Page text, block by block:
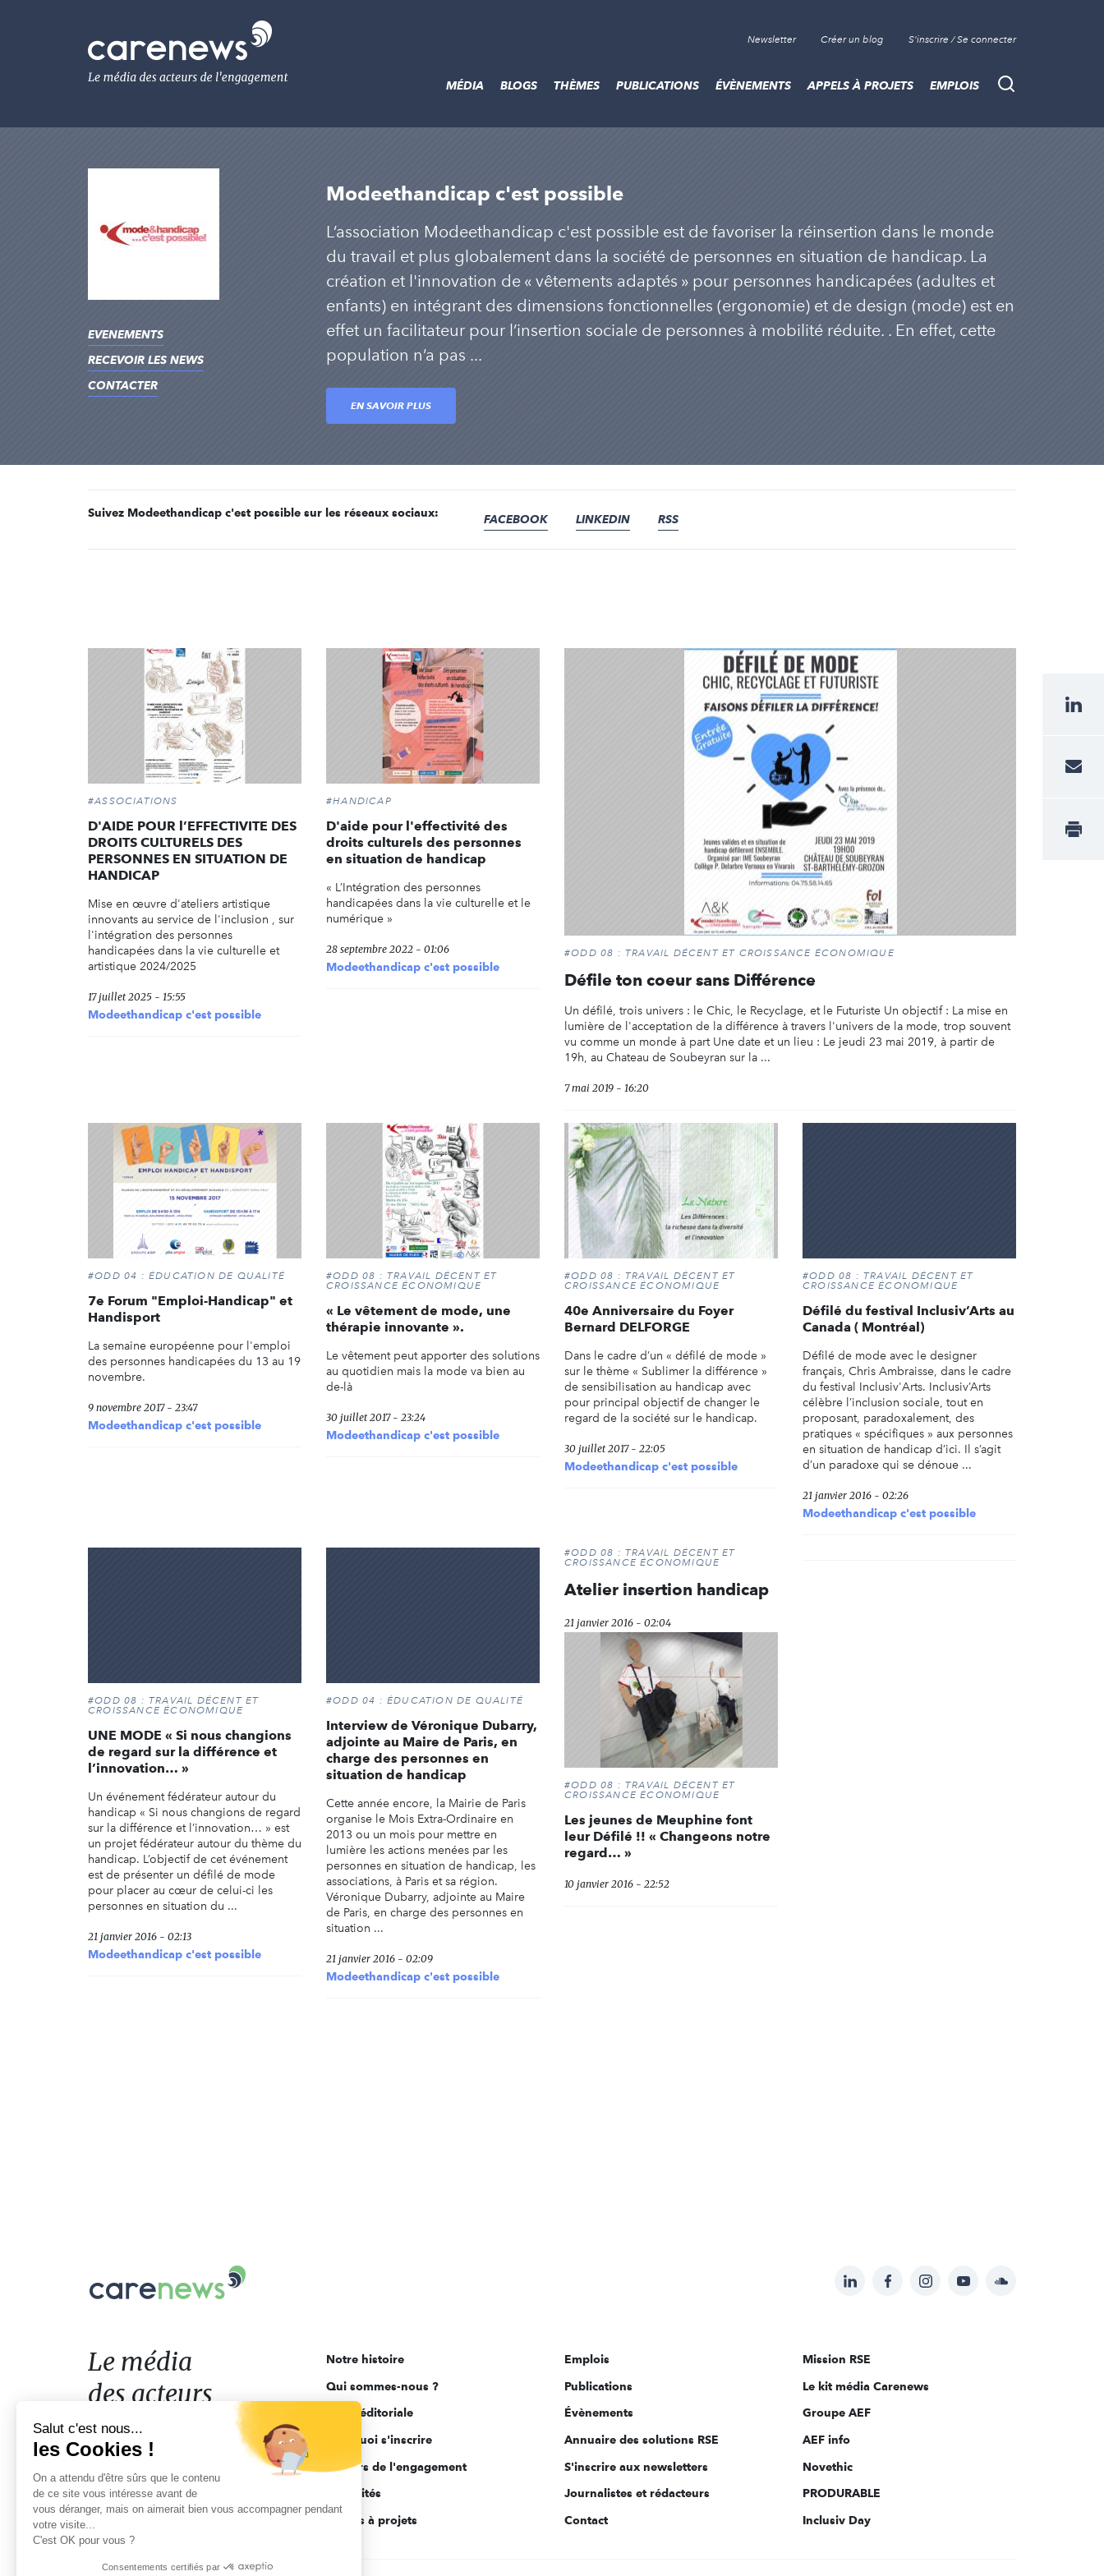
Le
média
de
Newsletter Créer un blog S'inscrire / Se connecter
Recherche
MÉDIA BLOGS THÈMES PUBLICATIONS ÉVÈNEMENTS APPELS À PROJETS EMPLOIS
EVENEMENTS
RECEVOIR LES NEWS
CONTACTER
Modeethandicap c'est possible
L’association Modeethandicap c'est possible est de favoriser la réinsertion dans le monde
du travail et plus globalement dans la société de personnes en situation de handicap. La
création et l'innovation de « vêtements adaptés » pour personnes handicapées (adultes et
enfants) en intégrant des dimensions fonctionnelles (ergonomie) et de design (mode) est en
effet un facilitateur pour l’insertion sociale de personnes à mobilité réduite. . En effet, cette
population n’a pas ...
EN SAVOIR PLUS
Suivez Modeethandicap c'est possible sur les réseaux sociaux: FACEBOOK LINKEDIN RSS
#ASSOCIATIONS
D'AIDE POUR l’EFFECTIVITE DES
DROITS CULTURELS DES
PERSONNES EN SITUATION DE
HANDICAP
Mise en œuvre d'ateliers artistique
innovants au service de l'inclusion , sur
l'intégration des personnes
handicapées dans la vie culturelle et
artistique 2024/2025
17 juillet 2025 - 15:55
Modeethandicap c'est possible
#HANDICAP
D'aide pour l'effectivité des
droits culturels des personnes
en situation de handicap
« L’Intégration des personnes
handicapées dans la vie culturelle et le
numérique »
28 septembre 2022 - 01:06
Modeethandicap c'est possible
#ODD 08 : TRAVAIL DÉCENT ET CROISSANCE ÉCONOMIQUE
Défile ton coeur sans Différence
Un défilé, trois univers : le Chic, le Recyclage, et le Futuriste Un objectif : La mise en
lumière de l'acceptation de la différence à travers l'univers de la mode, trop souvent
vu comme un monde à part Une date et un lieu : Le jeudi 23 mai 2019, à partir de
19h, au Chateau de Soubeyran sur la ...
7 mai 2019 - 16:20
#ODD 04 : ÉDUCATION DE QUALITÉ
7e Forum "Emploi-Handicap" et
Handisport
La semaine européenne pour l'emploi
des personnes handicapées du 13 au 19
novembre.
9 novembre 2017 - 23:47
Modeethandicap c'est possible
#ODD 08 : TRAVAIL DÉCENT ET
CROISSANCE ÉCONOMIQUE
« Le vêtement de mode, une
thérapie innovante ».
Le vêtement peut apporter des solutions
au quotidien mais la mode va bien au
de-là
30 juillet 2017 - 23:24
Modeethandicap c'est possible
#ODD 08 : TRAVAIL DÉCENT ET
CROISSANCE ÉCONOMIQUE
40e Anniversaire du Foyer
Bernard DELFORGE
Dans le cadre d’un « défilé de mode »
sur le thème « Sublimer la différence »
de sensibilisation au handicap avec
pour principal objectif de changer le
regard de la société sur le handicap.
30 juillet 2017 - 22:05
Modeethandicap c'est possible
#ODD 08 : TRAVAIL DÉCENT ET
CROISSANCE ÉCONOMIQUE
Défilé du festival Inclusiv’Arts au
Canada ( Montréal)
Défilé de mode avec le designer
français, Chris Ambraisse, dans le cadre
du festival Inclusiv'Arts. Inclusiv’Arts
célèbre l’inclusion sociale, tout en
proposant, paradoxalement, des
pratiques « spécifiques » aux personnes
en situation de handicap d’ici. Il s’agit
d’un paradoxe qui se dénoue ...
21 janvier 2016 - 02:26
Modeethandicap c'est possible
#ODD 08 : TRAVAIL DÉCENT ET
CROISSANCE ÉCONOMIQUE
UNE MODE « Si nous changions
de regard sur la différence et
l’innovation… »
Un événement fédérateur autour du
handicap « Si nous changions de regard
sur la différence et l’innovation… » est
un projet fédérateur autour du thème du
handicap. L’objectif de cet événement
est de présenter un défilé de mode
pour placer au cœur de celui-ci les
personnes en situation du ...
21 janvier 2016 - 02:13
Modeethandicap c'est possible
#ODD 04 : ÉDUCATION DE QUALITÉ
Interview de Véronique Dubarry,
adjointe au Maire de Paris, en
charge des personnes en
situation de handicap
Cette année encore, la Mairie de Paris
organise le Mois Extra-Ordinaire en
2013 ou un mois pour mettre en
lumière les actions menées par les
personnes en situation de handicap, les
associations, à Paris et sa région.
Véronique Dubarry, adjointe au Maire
de Paris, en charge des personnes en
situation ...
21 janvier 2016 - 02:09
Modeethandicap c'est possible
#ODD 08 : TRAVAIL DÉCENT ET
CROISSANCE ÉCONOMIQUE
Atelier insertion handicap
21 janvier 2016 - 02:04
#ODD 08 : TRAVAIL DÉCENT ET
CROISSANCE ÉCONOMIQUE
Les jeunes de Meuphine font
leur Défilé !! « Changeons notre
regard… »
10 janvier 2016 - 22:52
Suivez-
sur:
LinkedInFacebookInstagramYouTubeSoundcloud
Le
acteurs
de
l'engagement
Le média
des acteurs
de l'engagement
Notre histoire
Qui sommes-nous ?
Ligne éditoriale
Pourquoi s'inscrire
Acteurs de l'engagement
Actualités
Appels à projets
Emplois
Publications
Évènements
Annuaire des solutions RSE
S'inscrire aux newsletters
Journalistes et rédacteurs
Contact
Mission RSE
Le kit média Carenews
Groupe AEF
AEF info
Novethic
PRODURABLE
Inclusiv Day
Salut c'est nous...
les Cookies !
On a attendu d'être sûrs que le contenu
de ce site vous intéresse avant de
vous déranger, mais on aimerait bien vous accompagner pendant
votre visite...
C'est OK pour vous ?
Consentements certifiés par